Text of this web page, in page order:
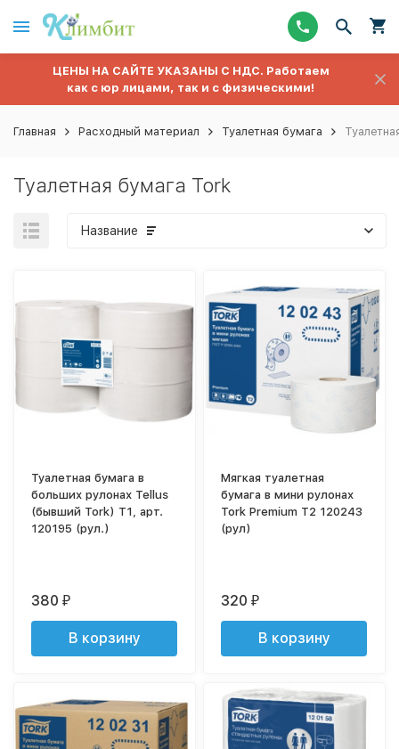
ЦЕНЫ НА САЙТЕ УКАЗАНЫ С НДС. Работаем
как с юр лицами, так и с физическими!
Главная Расходный материал Туалетная бумага
Туалетная бумага Tork
Название
Туалетная бумага в
больших рулонах Tellus
(бывший Tork) T1, арт.
120195 (рул.)
380₽
В корзину
Мягкая туалетная
бумага в мини рулонах
Tork Premium T2 120243
(рул)
320₽
В корзину